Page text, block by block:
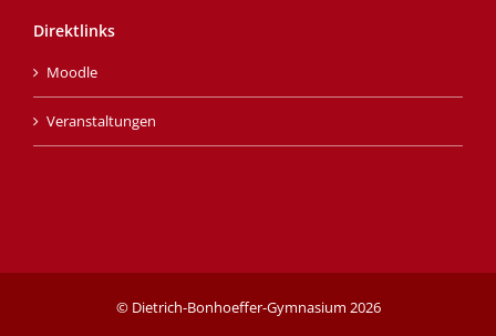
Direktlinks
Moodle
Veranstaltungen
© Dietrich-Bonhoeffer-Gymnasium 2026